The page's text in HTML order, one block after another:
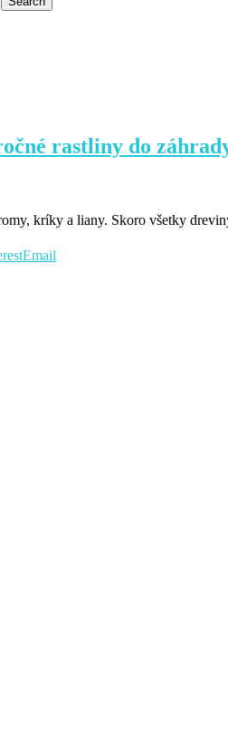
rastliny do
kríky a liany. Skoro všetky
Email